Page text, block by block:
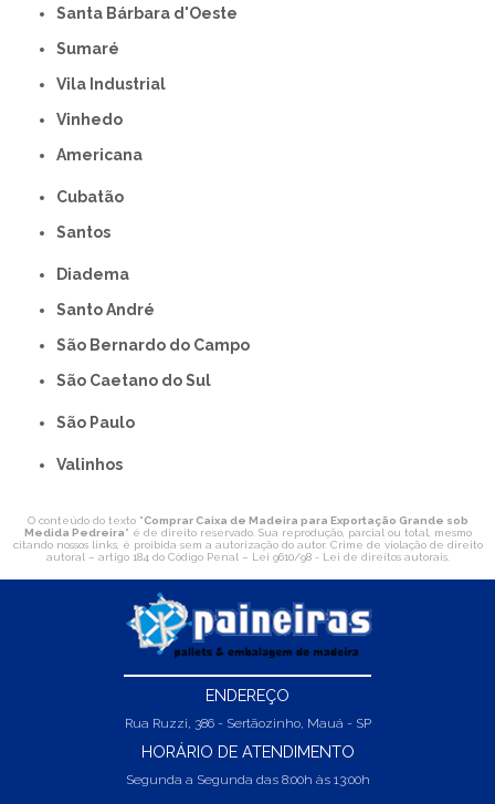
Santa Bárbara d'Oeste
Sumaré
Vila Industrial
Vinhedo
americana
Cubatão
Santos
Diadema
Santo André
São Bernardo do Campo
São Caetano do Sul
São Paulo
Valinhos
O conteúdo do texto "Comprar Caixa de Madeira para Exportação Grande sob
Medida Pedreira" é de direito reservado. Sua reprodução, parcial ou total, mesmo
citando nossos links, é proibida sem a autorização do autor. Crime de violação de direito
autoral – artigo 184 do Código Penal – Lei 9610/98 - Lei de direitos autorais.
ENDEREÇO
Rua Ruzzi, 386 - Sertãozinho, Mauá - SP
HORÁRIO DE ATENDIMENTO
Segunda a Segunda das 8:00h às 13:00h